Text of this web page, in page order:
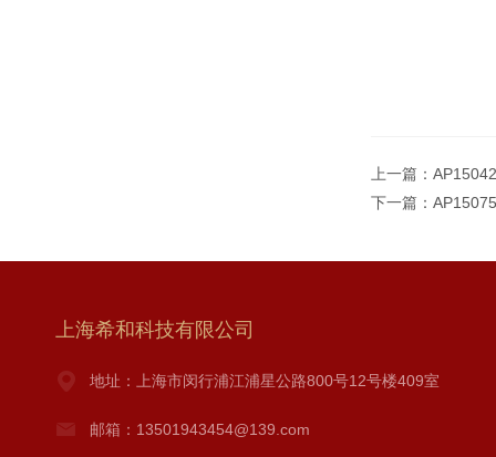
上一篇：
下一篇：
上海希和科技有限公司
地址：上海市闵行浦江浦星公路800号12号楼409室
邮箱：13501943454@139.com